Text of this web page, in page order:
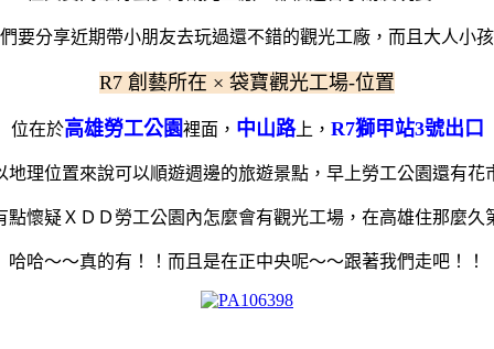
要分享近期帶小朋友去玩過還不錯的觀光工廠，而且大人小
R7 創藝所在 × 袋寶觀光工場-位置
位在於高雄勞工公園裡面， 中山路上， R7獅甲站3號出口
地理位置來說可以順遊週邊的旅遊景點，早上勞工公園還有花
點懷疑ＸＤＤ勞工公園內怎麼會有觀光工場，在高雄住那麼久
哈哈～～真的有！！而且是在正中央呢～～跟著我們走吧！！